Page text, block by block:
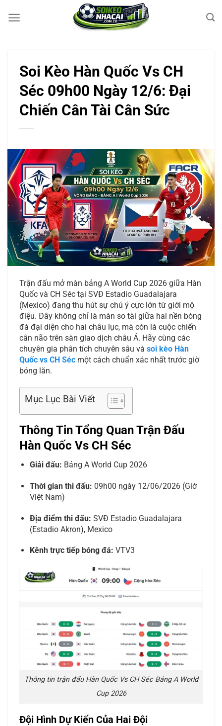
qua
Soi Kèo Hàn Quốc Vs CH
Séc 09h00 Ngày 12/6: Đại
Chiến Cân Tài Cân Sức
Trận đấu mở màn bảng A World Cup 2026 giữa Hàn
Quốc và CH Séc tại SVĐ Estadio Guadalajara
(Mexico) đang thu hút sự chú ý cực lớn từ giới mộ
điệu. Đây không chỉ là màn so tài giữa hai nền bóng
đá đại diện cho hai châu lục, mà còn là cuộc chiến
cân não trên sàn giao dịch châu Á. Hãy cùng các
chuyên gia phân tích chuyên sâu và soi kèo Hàn
Quốc vs CH Séc một cách chuẩn xác nhất trước giờ
bóng lăn.
Mục Lục Bài Viết
Thông Tin Tổng Quan Trận Đấu
Hàn Quốc Vs CH Séc
Giải đấu: Bảng A World Cup 2026
Thời gian thi đấu: 09h00 ngày 12/06/2026 (Giờ
Việt Nam)
Địa điểm thi đấu: SVĐ Estadio Guadalajara
(Estadio Akron), Mexico
Kênh trực tiếp bóng đá: VTV3
Thông tin trận đấu Hàn Quốc Vs CH Séc Bảng A World
Cup 2026
Đội Hình Dự Kiến Của Hai Đội